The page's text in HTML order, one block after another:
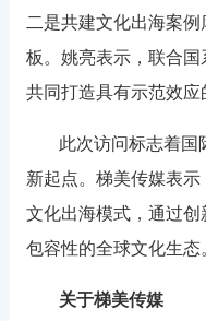
二是共建文化出海案
板。姚亮表示，联合国
共同打造具有示范效应
此次访问标志着
新起点。梯美传媒表
文化出海模式，通过
包容性的全球文化生态。
关于梯美传媒